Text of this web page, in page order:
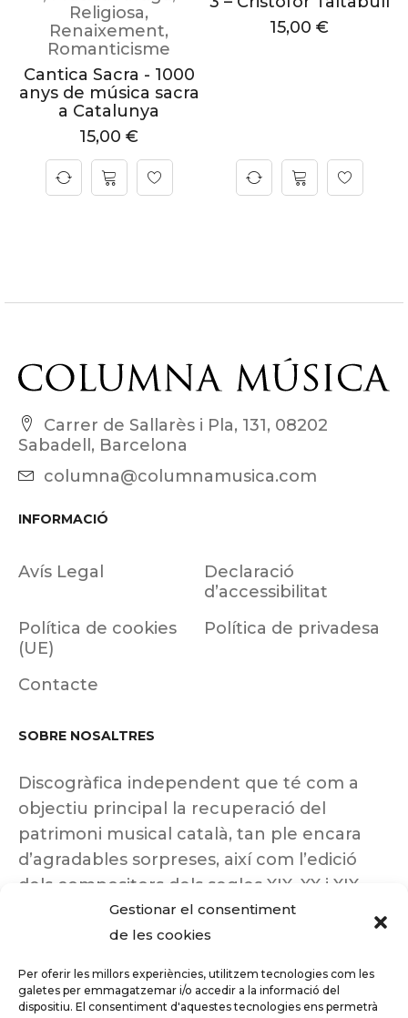
Gestionar el consentiment
de les cookies
Per oferir les millors experiències, utilitzem tecnologies com les
galetes per emmagatzemar i/o accedir a la informació del
dispositiu. El consentiment d'aquestes tecnologies ens permetrà
Religiosa,
Renaixement,
Romanticisme
Cantica Sacra - 1000
anys de música sacra
a Catalunya
15,00 €
15,00 €
Carrer de Sallarès i Pla, 131, 08202
Sabadell, Barcelona
columna@columnamusica.com
INFORMACIÓ
Avís Legal
Declaració
d’accessibilitat
Política de cookies
(UE)
Política de privadesa
Contacte
SOBRE NOSALTRES
Discogràfica independent que té com a
objectiu principal la recuperació del
patrimoni musical català, tan ple encara
d’agradables sorpreses, així com l’edició
dels compositors dels segles XIX, XX i XIX
insuficientment coneguts.
Tots els drets reservats a ©Columna